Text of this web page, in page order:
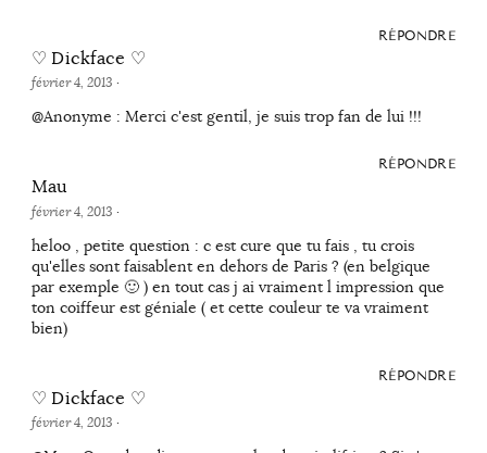
RÉPONDRE
♡ Dickface ♡
février 4, 2013 ·
@Anonyme : Merci c'est gentil, je suis trop fan de lui !!!
RÉPONDRE
Mau
février 4, 2013 ·
heloo , petite question : c est cure que tu fais , tu crois
qu'elles sont faisablent en dehors de Paris ? (en belgique
par exemple 🙂 ) en tout cas j ai vraiment l impression que
ton coiffeur est géniale ( et cette couleur te va vraiment
bien)
RÉPONDRE
♡ Dickface ♡
février 4, 2013 ·